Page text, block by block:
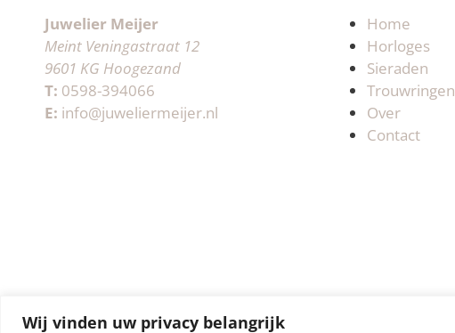
Wij vinden uw privacy belangrijk
Juwelier Meijer
Meint Veningastraat 12
9601 KG Hoogezand
T: 0598-394066
E: info@juweliermeijer.nl
Home
Horloges
Sieraden
Trouwringen
Over
Contact